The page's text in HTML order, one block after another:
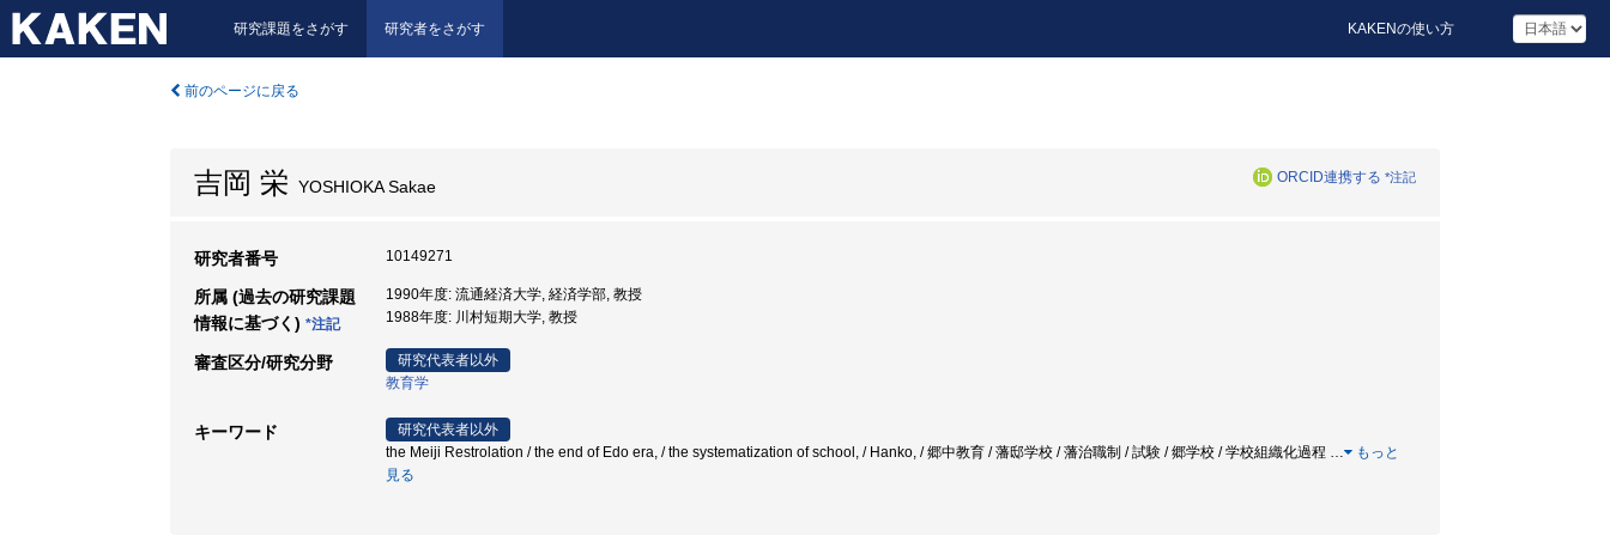
研究課題をさがす 研究者をさがす KAKENの使い方
前のページに戻る
吉岡 栄 YOSHIOKA Sakae ORCID連携する *注記
研究者番号 10149271
所属 (過去の研究課題
情報に基づく) *注記
1990年度: 流通経済大学, 経済学部, 教授
1988年度: 川村短期大学, 教授
審査区分/研究分野
研究代表者以外
教育学
キーワード
研究代表者以外
the Meiji Restrolation / the end of Edo era, / the systematization of school, / Hanko, / 郷中教育 / 藩邸学校 / 藩治職制 / 試験 / 郷学校 / 学校組織化過程 …
もっと
見る